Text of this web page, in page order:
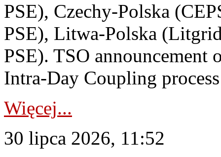
PSE), Czechy-Polska
PSE), Litwa-Polska
PSE). TSO announcement
Intra-Day Coupling
Więcej...
30 lipca 2026, 11:52